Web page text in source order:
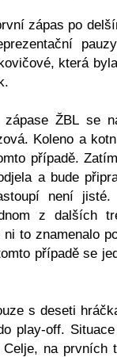
zápas po
která
ŽBL se
Koleno a
případě.
a bude
není
z dalších
to znamenalo
případě se
s deseti
play-off.
na prvních